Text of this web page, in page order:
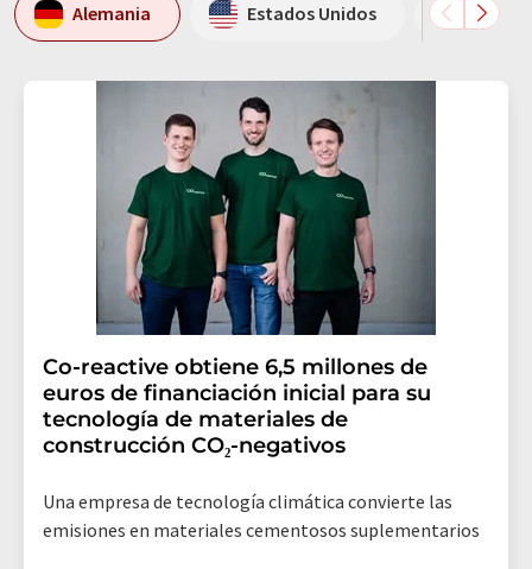
Alemania Estados Unidos España
Co-reactive obtiene 6,5 millones de
euros de financiación inicial para su
tecnología de materiales de
construcción CO₂-negativos
Una empresa de tecnología climática convierte las
emisiones en materiales cementosos suplementarios